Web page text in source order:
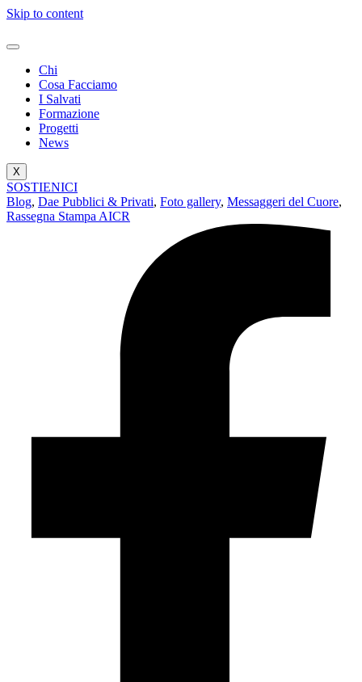
Skip to content
Chi
Cosa Facciamo
I Salvati
Formazione
Progetti
News
X
SOSTIENICI
Blog, Dae Pubblici & Privati, Foto gallery, Messaggeri del Cuore,
Rassegna Stampa AICR